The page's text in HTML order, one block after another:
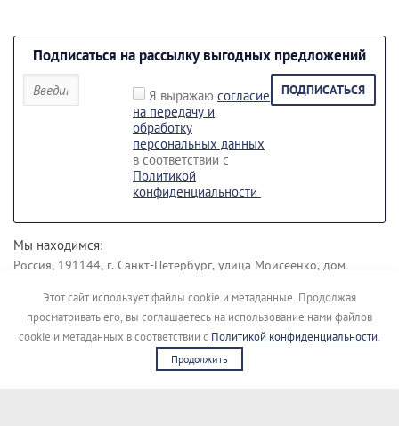
Подписаться на рассылку выгодных предложений
Я выражаю согласие
на передачу и
обработку
персональных данных
в соответствии с
Политикой
конфиденциальности
ПОДПИСАТЬСЯ
Мы находимся:
Россия, 191144, г. Санкт-Петербург, улица Моисеенко, дом
+7 (812) 495-45-19 +7 (911) 148-04-00
Copyright © [kupimigalku]
Этот сайт использует файлы cookie и метаданные. Продолжая
просматривать его, вы соглашаетесь на использование нами файлов
cookie и метаданных в соответствии с Политикой конфиденциальности.
Продолжить